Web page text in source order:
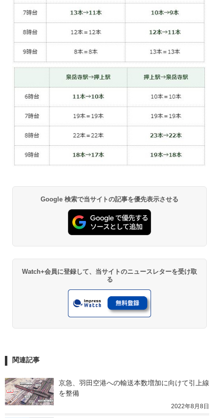
Google 検索で当サイトの記事を優先表示させる
Watch+会員に登録して、当サイトのニュースレターを受け取
る
関連記事
京急、羽田空港への輸送本数増加に向けて引上線
を整備
2022年8月8日